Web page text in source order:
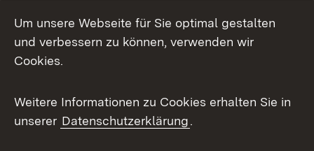
Facebook
X / Twitter
Youtube
Um unsere Webseite für Sie optimal gestalten
und verbessern zu können, verwenden wir
Cookies.
Weitere Informationen zu Cookies erhalten Sie in
unserer Datenschutzerklärung.